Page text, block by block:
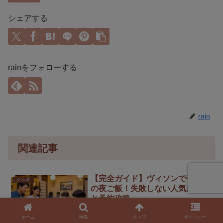
シェアする
rainをフォローする
rain
関連記事
グルメ
【完全ガイド】ヴィソンで子連れ
の夜ご飯！失敗しない人気店5選
と予約攻略
ヴィソンで子連れの夜ご飯を徹底攻略！
新兵衛屋など人気店5選、個室・座敷のあ
ホーム 検索 トップ サイドバー